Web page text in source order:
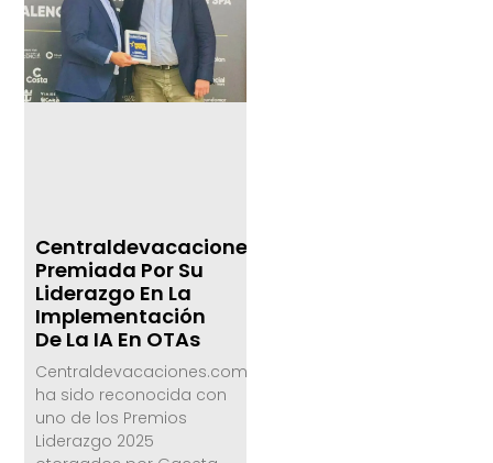
Centraldevacaciones.com,
Premiada Por Su
Liderazgo En La
Implementación
De La IA En OTAs
Centraldevacaciones.com
ha sido reconocida con
uno de los Premios
Liderazgo 2025